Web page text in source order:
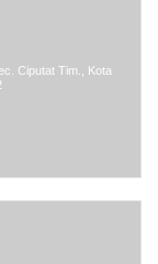
Ciputat Tim., Kota